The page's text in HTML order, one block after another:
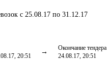
с 25.08.17 по 31.12.17
20:51
Окончание тендера
24.08.17, 20:51